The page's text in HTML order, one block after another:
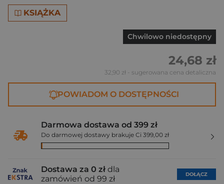
KSIĄŻKA
Chwilowo niedostępny
24,68 zł
32,90 zł - sugerowana cena detaliczna
POWIADOM O DOSTĘPNOŚCI
Darmowa dostawa od 399 zł
Do darmowej dostawy brakuje Ci 399,00 zł
Dostawa za 0 zł dla
zamówień od 99 zł
DOŁĄCZ